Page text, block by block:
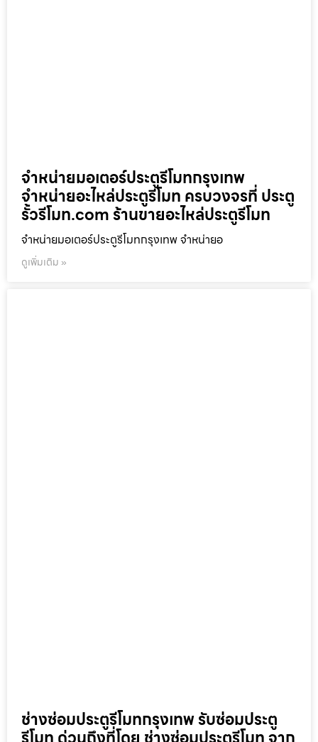
จำหน่ายมอเตอร์ประตูรีโมทกรุงเทพ
จำหน่ายอะไหล่ประตูรีโมท ครบวงจรที่ ประตู
รั้วรีโมท.com ร้านขายอะไหล่ประตูรีโมท
จำหน่ายมอเตอร์ประตูรีโมทกรุงเทพ จำหน่ายอ
ดูเพิ่มเติม »
ช่างซ่อมประตูรีโมทกรุงเทพ รับซ่อมประตู